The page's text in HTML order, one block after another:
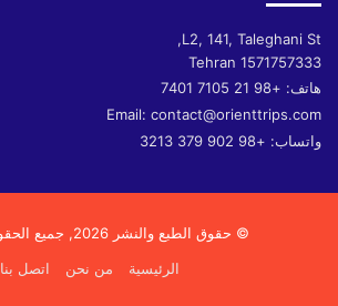
L2, 141, Taleghani St,
Tehran 1571757333
هاتف: +98 21 7105 7401
Email: contact@orienttrips.com
واتساب: +98 902 379 3213
© حقوق الطبع والنشر 2026, جميع الحقوق محفوظة
الرئيسية
من نحن اتصل بنا